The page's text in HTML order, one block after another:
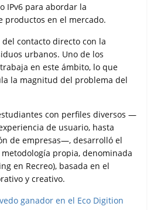
IPv6 para abordar la
productos en el mercado.
contacto directo con la
urbanos. Uno de los
en este ámbito, lo que
la magnitud del problema del
con perfiles diversos —
de usuario, hasta
de empresas—, desarrolló el
propia, denominada
en Recreo), basada en el
y creativo.